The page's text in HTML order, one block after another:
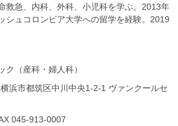
救急、内科、外科、小児科を学ぶ。2013年
シュコロンビア大学への留学を経験。2019
ク（産科・婦人科）
浜市都筑区中川中央1-2-1 ヴァンクールセ
045-913-0007